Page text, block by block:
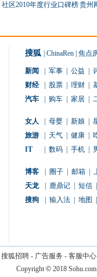
社区2010年度行业口碑榜贵州
搜狐 ChinaRen 焦点
新闻 军事 公益
财经
股票 理财
汽车
购车 家居
女人 母婴 新娘
旅游
天气 健康
IT
数码 手机
博客 圈子 邮箱
天龙
鹿鼎记 短信
搜狗
输入法 地图
搜狐招聘- 广告服务 - 客服中心
Copyright © 2018